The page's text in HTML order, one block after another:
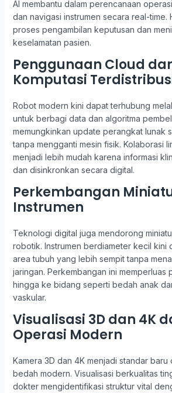
AI membantu dalam perencanaan
dan navigasi instrumen secara real-time.
proses pengambilan keputusan dan
keselamatan pasien.
Penggunaan Cloud
Komputasi
Robot modern kini dapat terhubung
untuk berbagi data dan algoritma
memungkinkan update perangkat lunak
tanpa mengganti mesin fisik. Kolaborasi
menjadi lebih mudah karena informasi
dan disinkronkan secara digital.
Perkembangan
Instrumen
Teknologi digital juga mendorong
robotik. Instrumen berdiameter kecil kini
area tubuh yang lebih sempit tanpa
jaringan. Perkembangan ini memperluas
hingga ke bidang seperti bedah anak
vaskular.
Visualisasi 3D dan 4K
Operasi Modern
Kamera 3D dan 4K menjadi standar baru
bedah modern. Visualisasi berkualitas
dokter mengidentifikasi struktur vital